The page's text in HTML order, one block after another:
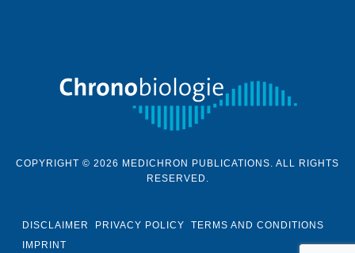
COPYRIGHT © 2026 MEDICHRON PUBLICATIONS. ALL RIGHTS
RESERVED.
DISCLAIMER PRIVACY POLICY
TERMS AND CONDITIONS
IMPRINT